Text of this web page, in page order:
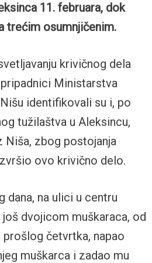
11. februara, dok
trećim osumnjičenim.
krivičnog dela
Ministarstva
identifikovali su i, po
tužilaštva u Aleksincu,
Niša, zbog postojanja
ovo krivično delo.
dana, na ulici u centru
dvojicom muškaraca, od
prošlog četvrtka, napao
muškarca i zadao mu